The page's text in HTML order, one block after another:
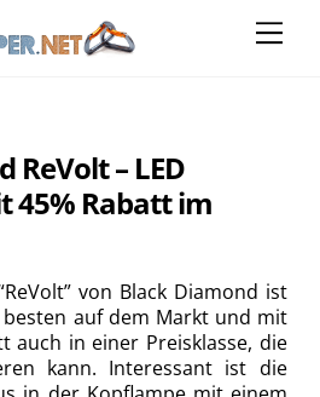
ReVolt – LED
45% Rabatt im
von Black Diamond ist
auf dem Markt und mit
auch in einer Preisklasse, die
kann. Interessant ist die